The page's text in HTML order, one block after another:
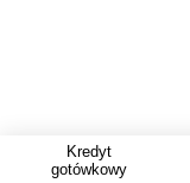
Kredyt
gotówkowy